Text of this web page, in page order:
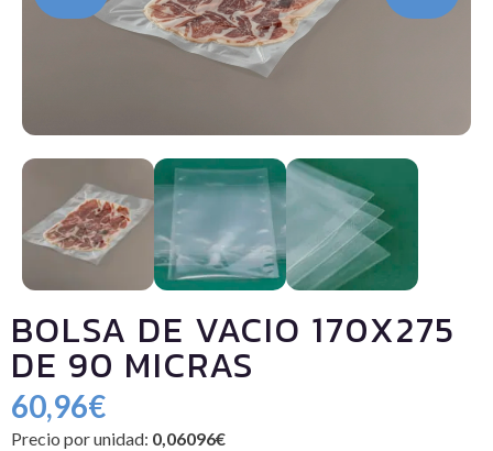
BOLSA DE VACIO 170X275
DE 90 MICRAS
60,96€
Precio por unidad: 0,06096€